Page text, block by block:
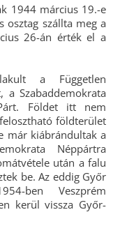
1944 március 19.-e
osztag szállta meg a
26-án érték el a
a Független
a Szabaddemokrata
Földet itt nem
földterület
már kiábrándultak a
Néppártra
után a falu
be. Az eddig Győr
ben Veszprém
kerül vissza Győr-